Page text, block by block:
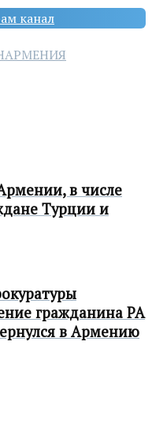
канал
АРМЕНИЯ
в числе
Турции и
гражданина РА
в Армению